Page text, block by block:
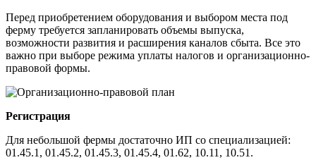
Перед приобретением оборудования и выбором места под
ферму требуется запланировать объемы выпуска,
возможности развития и расширения каналов сбыта. Все это
важно при выборе режима уплаты налогов и организационно-
правовой формы.
Регистрация
Для небольшой фермы достаточно ИП со специализацией:
01.45.1, 01.45.2, 01.45.3, 01.45.4, 01.62, 10.11, 10.51.